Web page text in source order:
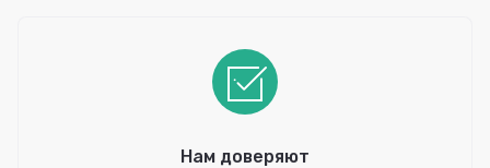
Нам доверяют